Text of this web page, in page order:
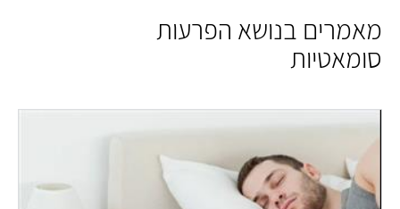
מאמרים בנושא הפרעות
סומאטיות